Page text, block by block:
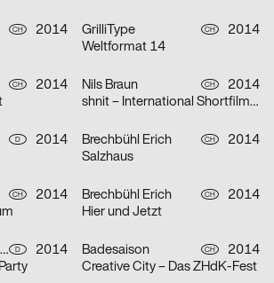
CH
2014
GrilliType CH
2014
Weltformat 14
CH
2014
Nils Braun CH
2014
shnit – International Shortfilmfestival 2014
D
2014
Brechbühl Erich CH
2014
Salzhaus
CH
2014
Brechbühl Erich CH
2014
Hier und Jetzt
Kai-Uwe Niephaus, The Adventures Of D
2014
Badesaison CH
2014
Creative City – Das ZHdK-Fest